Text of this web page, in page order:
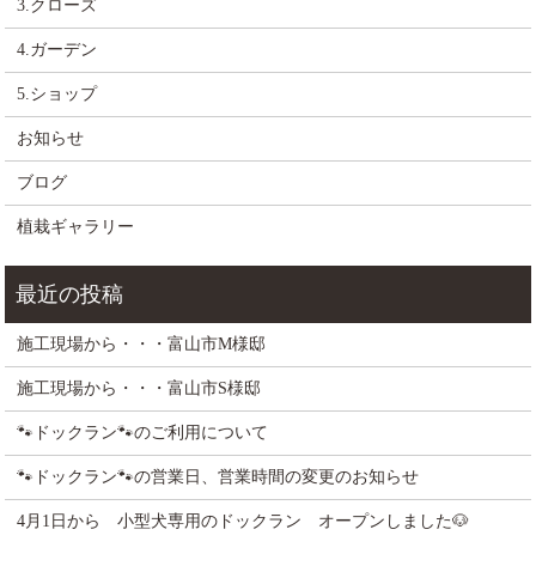
3.クローズ
4.ガーデン
5.ショップ
お知らせ
ブログ
植栽ギャラリー
施工現場から・・・富山市M様邸
施工現場から・・・富山市S様邸
🐾ドックラン🐾のご利用について
🐾ドックラン🐾の営業日、営業時間の変更のお知らせ
4月1日から 小型犬専用のドックラン オープンしました🐶